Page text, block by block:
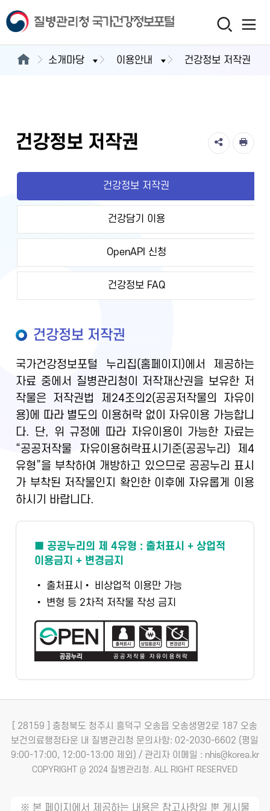
소개마당 이용안내 건강정보 저작권
건강정보 저작권
건강정보 저작권
건강담기 이용
OpenAPI 신청
건강정보 FAQ
건강정보 저작권
국가건강정보포털 누리집(홈페이지)에서 제공하는
자료 중에서 질병관리청이 저작재산권을 보유한 저
작물은 저작권법 제24조의2(공공저작물의 자유이
용)에 따라 별도의 이용허락 없이 자유이용 가능합니
다. 단, 위 규정에 따라 자유이용이 가능한 자료는
“공공저작물 자유이용허락표시기준(공공누리) 제4
유형”을 부착하여 개방하고 있으므로 공공누리 표시
가 부착된 저작물인지 확인한 이후에 자유롭게 이용
하시기 바랍니다.
■ 공공누리의 제 4유형 : 출처표시 + 상업적
이용금지 + 변경금지
• 출처표시 • 비상업적 이용만 가능
• 변형 등 2차적 저작물 작성 금지
[ 28159 ] 충청북도 청주시 흥덕구 오송읍 오송생명2로 187 오송
보건의료행정타운 내 질병관리청 문의사항: 02-2030-6602 (평일
9:00-17:00, 12:00-13:00 제외) / 관리자 이메일 : nhis@korea.kr
COPYRIGHT @ 2024 질병관리청. ALL RIGHT RESERVED
※ 본 페이지에서 제공하는 내용은 참고사항일 뿐 게시물